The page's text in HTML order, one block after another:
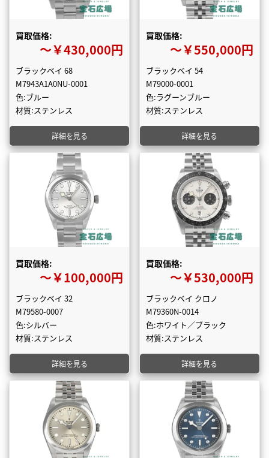
買取価格:
〜￥430,000円
ブラックベイ 68
M7943A1A0NU-0001
色:ブルー
材質:ステンレス
詳細を見る
買取価格:
〜￥550,000円
ブラックベイ 54
M79000-0001
色:ラグーンブルー
材質:ステンレス
詳細を見る
買取価格:
〜￥100,000円
ブラックベイ 32
M79580-0007
色:シルバー
材質:ステンレス
詳細を見る
買取価格:
〜￥530,000円
ブラックベイ クロノ
M79360N-0014
色:ホワイト／ブラック
材質:ステンレス
詳細を見る